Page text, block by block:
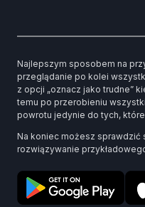
Najlepszym sposobem na
przeglądanie po kolei
z opcji „oznacz jako trudne”
temu po przerobieniu
powrotu jedynie do tych, które
Na koniec możesz sprawdzić
rozwiązywanie